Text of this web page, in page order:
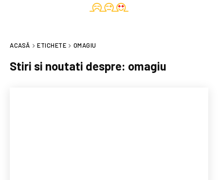
ACASĂ ETICHETE OMAGIU
Stiri si noutati despre: omagiu